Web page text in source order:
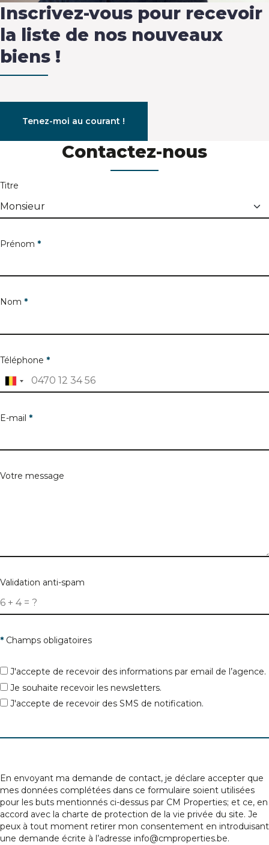
Inscrivez-vous pour recevoir
la liste de nos nouveaux
biens !
Tenez-moi au courant !
Contactez-nous
Titre
Prénom *
Nom *
Téléphone *
E-mail *
Votre message
Validation anti-spam
* Champs obligatoires
J'accepte de recevoir des informations par email de l’agence.
Je souhaite recevoir les newsletters.
J'accepte de recevoir des SMS de notification.
En envoyant ma demande de contact, je déclare accepter que
mes données complétées dans ce formulaire soient utilisées
pour les buts mentionnés ci-dessus par CM Properties; et ce, en
accord avec la charte de protection de la vie privée du site. Je
peux à tout moment retirer mon consentement en introduisant
une demande écrite à l’adresse info@cmproperties.be.